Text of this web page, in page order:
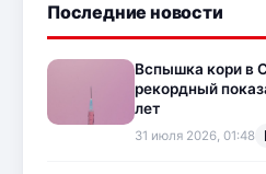
Последние новости
Вспышка кори в
рекордный
лет
31 июля 2026, 01:48